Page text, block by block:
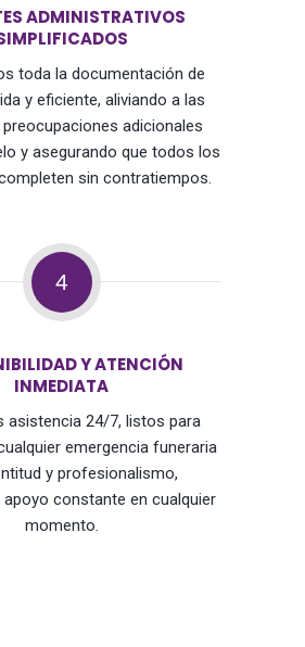
ADMINISTRATIVOS
toda la documentación de
y eficiente, aliviando a las
adicionales
y asegurando que todos los
sin contratiempos.
4
Y ATENCIÓN
INMEDIATA
asistencia 24/7, listos para
emergencia funeraria
y profesionalismo,
constante en cualquier
momento.